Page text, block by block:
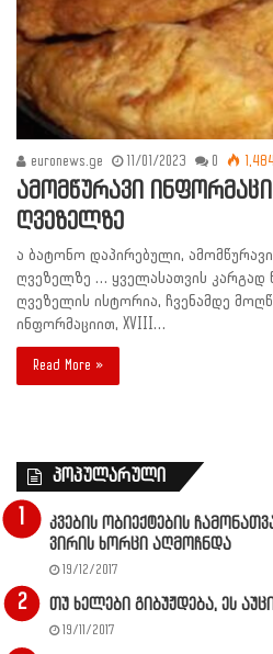
euronews.ge 11/01/2023 0
ამომწურავი
ღვეზელზე
ა ბატონო დაპირებული,
ღვეზელზე … ყველასათვის კარგად
ღვეზელის ისტორია, ჩვენამდე
ინფორმაციით, XVIII…
Read More »
პოპულარული
კვების ობიექტების
ვირის ხორცი აღმოჩნდა
19/12/2017
თუ ხელები გიბუჟდება, ეს
19/11/2017